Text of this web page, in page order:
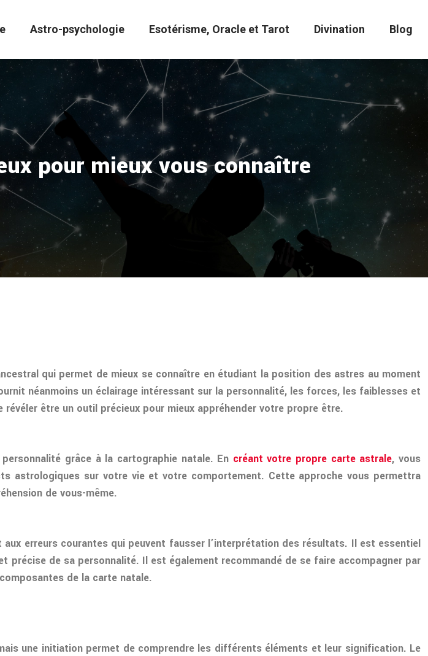
Astro-psychologie Esotérisme, Oracle et Tarot Divination Blog
pour mieux vous connaître
qui permet de mieux se connaître en étudiant la position des astres au moment
néanmoins un éclairage intéressant sur la personnalité, les forces, les faiblesses et
être un outil précieux pour mieux appréhender votre propre être.
grâce à la cartographie natale. En créant votre propre carte astrale, vous
astrologiques sur votre vie et votre comportement. Cette approche vous permettra
de vous-même.
erreurs courantes qui peuvent fausser l’interprétation des résultats. Il est essentiel
de sa personnalité. Il est également recommandé de se faire accompagner par
de la carte natale.
une initiation permet de comprendre les différents éléments et leur signification. Le